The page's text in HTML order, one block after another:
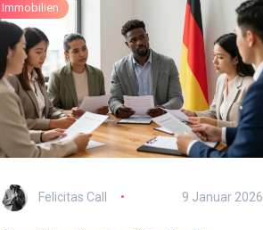
Immobilien
Felicitas Call 9 Januar 2026